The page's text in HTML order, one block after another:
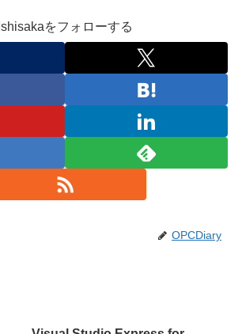
Ishisakaをフォローする
OPCDiary